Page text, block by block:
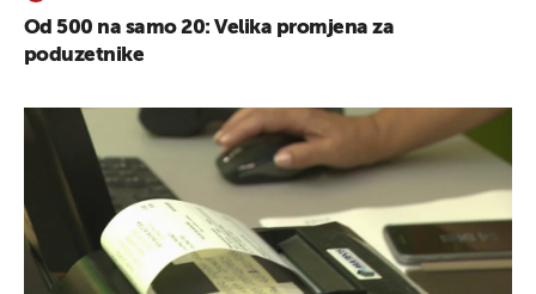
Od 500 na samo 20: Velika promjena za
poduzetnike